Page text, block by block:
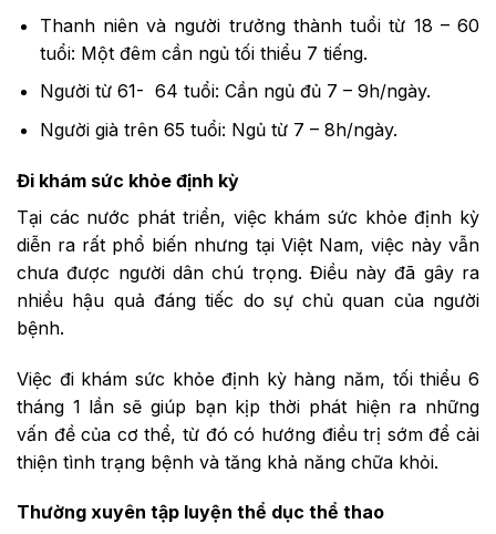
Thanh niên và người trưởng thành tuổi từ 18 – 60
tuổi: Một đêm cần ngủ tối thiểu 7 tiếng.
Người từ 61- 64 tuổi: Cần ngủ đủ 7 – 9h/ngày.
Người già trên 65 tuổi: Ngủ từ 7 – 8h/ngày.
Đi khám sức khỏe định kỳ
Tại các nước phát triển, việc khám sức khỏe định kỳ
diễn ra rất phổ biến nhưng tại Việt Nam, việc này vẫn
chưa được người dân chú trọng. Điều này đã gây ra
nhiều hậu quả đáng tiếc do sự chủ quan của người
bệnh.
Việc đi khám sức khỏe định kỳ hàng năm, tối thiểu 6
tháng 1 lần sẽ giúp bạn kịp thời phát hiện ra những
vấn đề của cơ thể, từ đó có hướng điều trị sớm để cải
thiện tình trạng bệnh và tăng khả năng chữa khỏi.
Thường xuyên tập luyện thể dục thể thao